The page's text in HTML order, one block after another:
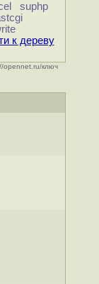
suphp
к дереву
opennet.ru/ключ